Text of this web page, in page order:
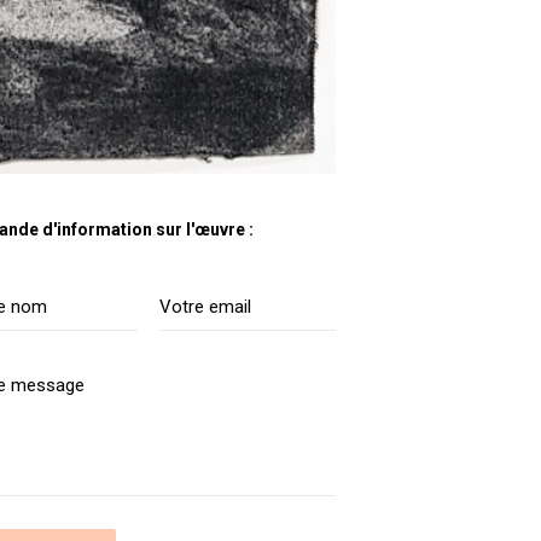
d'information sur l'œuvre :